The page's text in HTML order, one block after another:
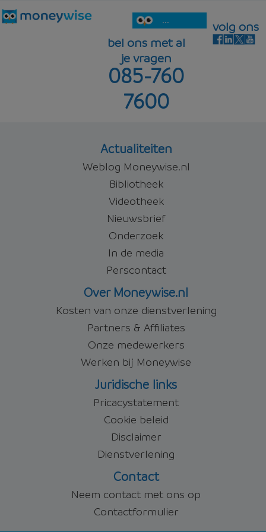
...
bel ons met al
je vragen
085-760
7600
volg ons
Actualiteiten
Weblog Moneywise.nl
Bibliotheek
Videotheek
Nieuwsbrief
Onderzoek
In de media
Perscontact
Over Moneywise.nl
Kosten van onze dienstverlening
Partners & Affiliates
Onze medewerkers
Werken bij Moneywise
Juridische links
Pricacystatement
Cookie beleid
Disclaimer
Dienstverlening
Contact
Neem contact met ons op
Contactformulier